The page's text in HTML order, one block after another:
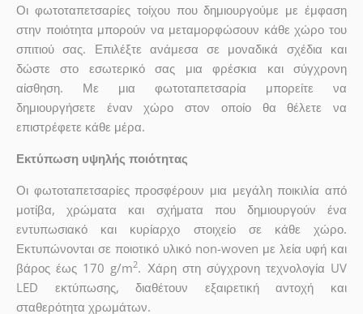
Οι φωτοταπετσαρίες τοίχου που δημιουργούμε με έμφαση
στην ποιότητα μπορούν να μεταμορφώσουν κάθε χώρο του
σπιτιού σας. Επιλέξτε ανάμεσα σε μοναδικά σχέδια και
δώστε στο εσωτερικό σας μια φρέσκια και σύγχρονη
αίσθηση. Με μια φωτοταπετσαρία μπορείτε να
δημιουργήσετε έναν χώρο στον οποίο θα θέλετε να
επιστρέφετε κάθε μέρα.
Εκτύπωση υψηλής ποιότητας
Οι φωτοταπετσαρίες προσφέρουν μια μεγάλη ποικιλία από
μοτίβα, χρώματα και σχήματα που δημιουργούν ένα
εντυπωσιακό και κυρίαρχο στοιχείο σε κάθε χώρο.
Εκτυπώνονται σε ποιοτικό υλικό non-woven με λεία υφή και
βάρος έως 170 g/m2. Χάρη στη σύγχρονη τεχνολογία UV
LED εκτύπωσης, διαθέτουν εξαιρετική αντοχή και
σταθερότητα χρωμάτων.